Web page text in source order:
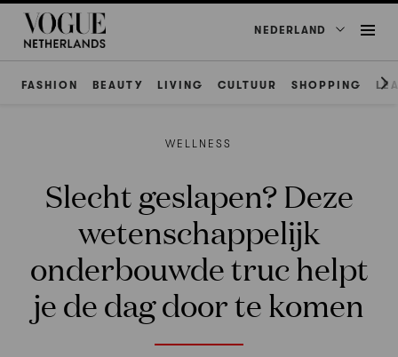
NEDERLAND
FASHION BEAUTY LIVING CULTUUR SHOPPING
WELLNESS
Slecht geslapen? Deze
wetenschappelijk
onderbouwde truc helpt
je de dag door te komen